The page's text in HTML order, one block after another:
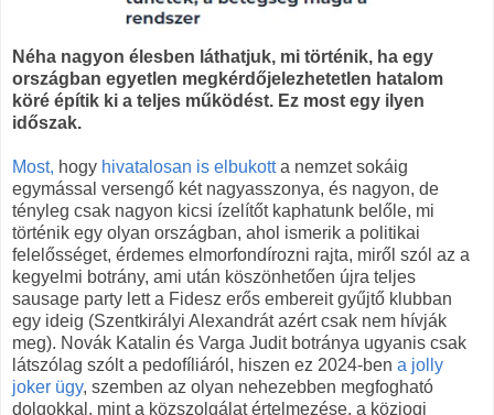
Néha nagyon élesben láthatjuk, mi történik, ha egy
országban egyetlen megkérdőjelezhetetlen hatalom
köré építik ki a teljes működést. Ez most egy ilyen
időszak.
Most, hogy hivatalosan is elbukotta nemzet sokáig
egymással versengő két nagyasszonya, és nagyon, de
tényleg csak nagyon kicsi ízelítőt kaphatunk belőle, mi
történik egy olyan országban, ahol ismerik a politikai
felelősséget, érdemes elmorfondírozni rajta, miről szól az a
kegyelmi botrány, ami után köszönhetően újra teljes
sausage party lett a Fidesz erős embereit gyűjtő klubban
egy ideig (Szentkirályi Alexandrát azért csak nem hívják
meg). Novák Katalin és Varga Judit botránya ugyanis csak
látszólag szólt a pedofíliáról, hiszen ez 2024-ben a jolly
joker ügy, szemben az olyan nehezebben megfogható
dolgokkal, mint a közszolgálat értelmezése, a közjogi